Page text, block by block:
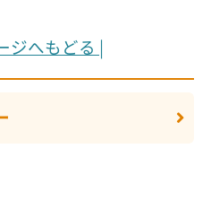
ジへもどる |